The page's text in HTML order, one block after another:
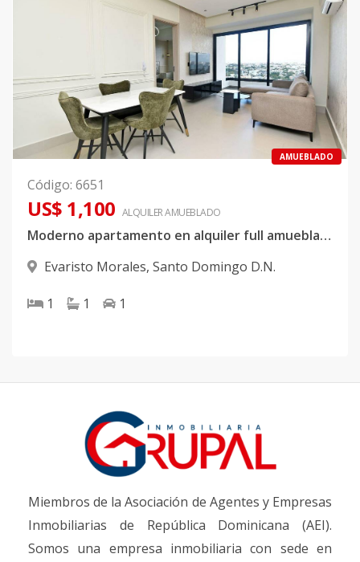
AMUEBLADO
Código: 6651
US$ 1,100 ALQUILERAMUEBLADO
Moderno apartamento en alquiler full amueblado en Evaristo Morales
Evaristo Morales, Santo Domingo D.N.
1 1 1
Miembros de la Asociación de Agentes y Empresas
Inmobiliarias de República Dominicana (AEI).
Somos una empresa inmobiliaria con sede en